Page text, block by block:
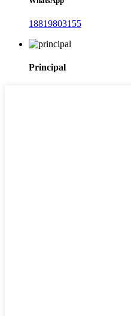
18819803155
Principal